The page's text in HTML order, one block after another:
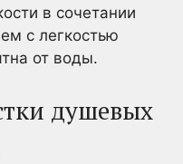
в сочетании
с легкостью
от воды.
душевых